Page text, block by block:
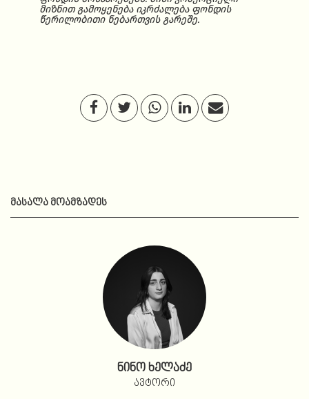
მიზნით გამოყენება იკრძალება ფონდის
წერილობითი ნებართვის გარეშე.
ᲛᲐᲡᲐᲚᲐ ᲛᲝᲐᲛᲖᲐᲓᲔᲡ
ნინო ხელაძე
ავტორი